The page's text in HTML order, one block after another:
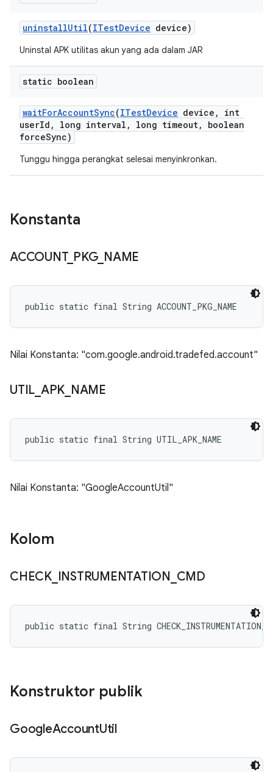
uninstallUtil(ITestDevice device)
Uninstal APK utilitas akun yang ada dalam JAR
static boolean
waitForAccountSync(ITestDevice device ,
int
userId , long interval , long timeout,
boolean
forceSync)
Tunggu hingga perangkat selesai menyinkronkan.
Konstanta
ACCOUNT_ PKG_ NAME
public static final String ACCOUNT_PKG_NAME
Nilai Konstanta: "com.google.android.tradefed.account"
UTIL APK NAME
public static final String UTIL_APK_NAME
Nilai Konstanta: "GoogleAccountUtil"
Kolom
CHECK_ INSTRUMENTATION CMD
public static final String
Konstruktor publik
GoogleAccountUtil